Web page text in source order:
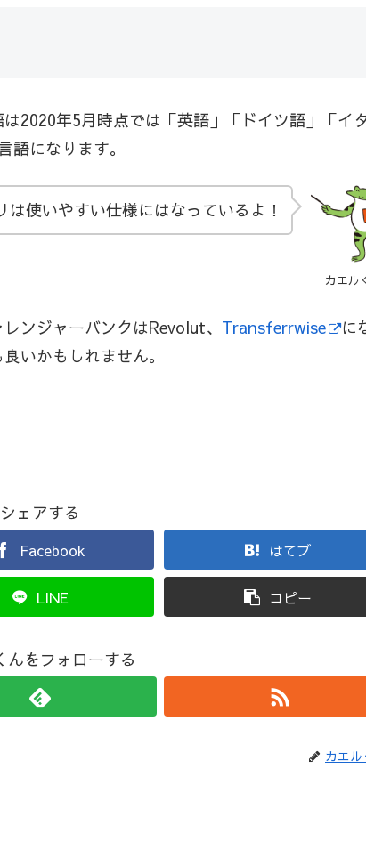
2020年5月時点では「英語」「ドイツ語」「イ
になります。
カエル
使いやすい仕様にはなっているよ！
ンジャーバンクはRevolut、 Transferrwise
に
いかもしれません。
シェアする
Facebook はてブ
LINE コピー
んをフォローする
カエル